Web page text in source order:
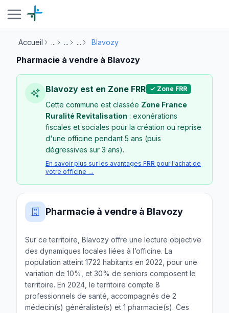
Accueil ... ... ... Blavozy
Pharmacie à vendre à Blavozy
Blavozy est en Zone FRR ✓ Zone FRR
Cette commune est classée Zone France
Ruralité Revitalisation : exonérations
fiscales et sociales pour la création ou reprise
d'une officine pendant 5 ans (puis
dégressives sur 3 ans).
En savoir plus sur les avantages FRR pour l'achat de
votre officine →
Pharmacie à vendre à Blavozy
Sur ce territoire, Blavozy offre une lecture objective
des dynamiques locales liées à l’officine. La
population atteint 1722 habitants en 2022, pour une
variation de 10%, et 30% de seniors composent le
territoire. En 2024, le territoire compte 8
professionnels de santé, accompagnés de 2
médecin(s) généraliste(s) et 1 pharmacie(s). Ces